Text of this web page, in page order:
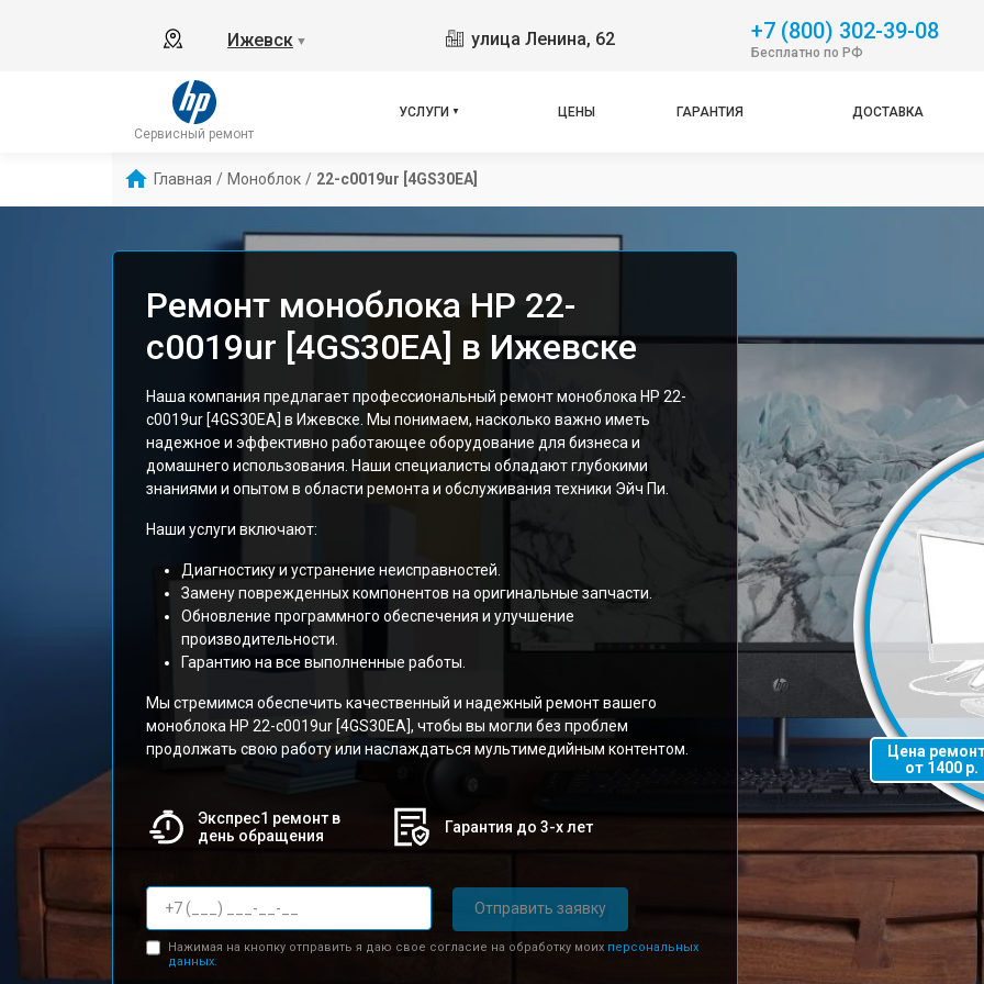
Ижевск ▼ улица Ленина, 62 +7 (800) 302-39-08
Бесплатно по РФ
Сервисный ремонт
УСЛУГИ ЦЕНЫ ГАРАНТИЯ ДОСТАВКА
Главная / Моноблок / 22-c0019ur [4GS30EA]
Ремонт моноблока HP 22-
c0019ur [4GS30EA] в Ижевске
Наша компания предлагает профессиональный ремонт моноблока HP 22-
c0019ur [4GS30EA] в Ижевске. Мы понимаем, насколько важно иметь
надежное и эффективно работающее оборудование для бизнеса и
домашнего использования. Наши специалисты обладают глубокими
знаниями и опытом в области ремонта и обслуживания техники Эйч Пи.
Наши услуги включают:
Диагностику и устранение неисправностей.
Замену поврежденных компонентов на оригинальные запчасти.
Обновление программного обеспечения и улучшение
производительности.
Гарантию на все выполненные работы.
Мы стремимся обеспечить качественный и надежный ремонт вашего
моноблока HP 22-c0019ur [4GS30EA], чтобы вы могли без проблем
продолжать свою работу или наслаждаться мультимедийным контентом.
Экспрес1 ремонт в
день обращения
Гарантия до 3-х лет
Отправить заявку
Нажимая на кнопку отправить я даю свое согласие на обработку моих персональных
данных.
Цена
от 1400 р.